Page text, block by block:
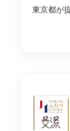
東京都が